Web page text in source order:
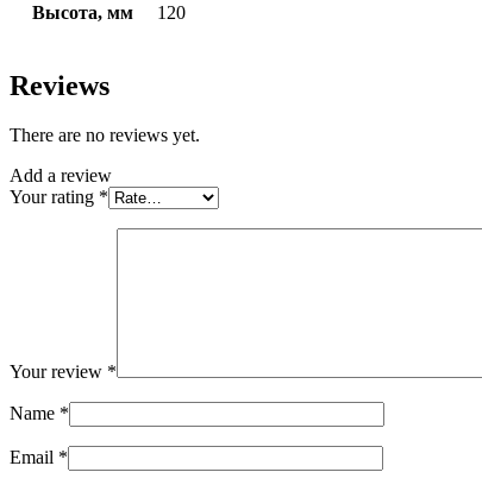
Высота, мм 120
Reviews
There are no reviews yet.
Add a review
Your rating *
Your review *
Name *
Email *